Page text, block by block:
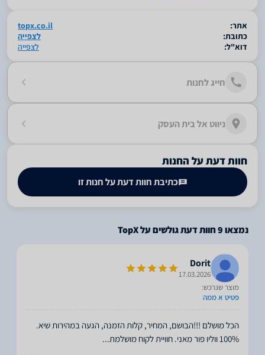
אתר:
topx.co.il
כתובת:
לצפייה
דוא"ל:
לצפייה
חייג לחנות
ניווט אל בית העסק
חוות דעת על החנות
כתיבת חוות דעת על חנות זו
נמצאו9חוות דעת גולשים על TopX
Dorit
17.03.2026
מוצר שנרכש:
פטיט א ממה
הכל מושלם !!!הבושם, המחיר, קלות הזמנה, הגעה במהירות שיא.
100% ווליו פור מאני. חוויית לקוח מושלמת
...